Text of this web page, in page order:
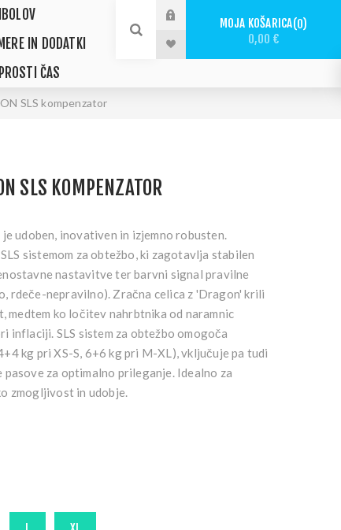
IN DODATKI
ČAS
MOJA KOŠARICA 0
0,00 €
SLS kompenzator
SLS KOMPENZATOR
udoben, inovativen in izjemno robusten.
sistemom za obtežbo, ki zagotavlja stabilen
nastavitve ter barvni signal pravilne
rdeče-nepravilno). Zračna celica z 'Dragon' krili
medtem ko ločitev nahrbtnika od naramnic
inflaciji. SLS sistem za obtežbo omogoča
kg pri XS-S, 6+6 kg pri M-XL), vključuje pa tudi
za optimalno prileganje. Idealno za
zmogljivost in udobje.